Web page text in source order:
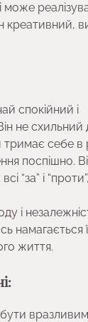
може
креативний,
спокійний і
не схильний
тримає себе в
поспішно.
“за” і
і
намагається
життя.
вразливим